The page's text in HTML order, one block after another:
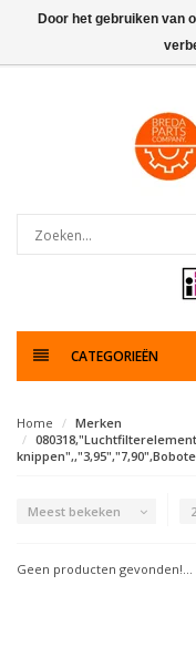
CATEGORIEËN
Home
Merken
Meest bekeken
Geen producten gevonden!...
Door het gebruiken van